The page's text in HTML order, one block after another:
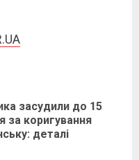
засудили до 15
за коригування
деталі